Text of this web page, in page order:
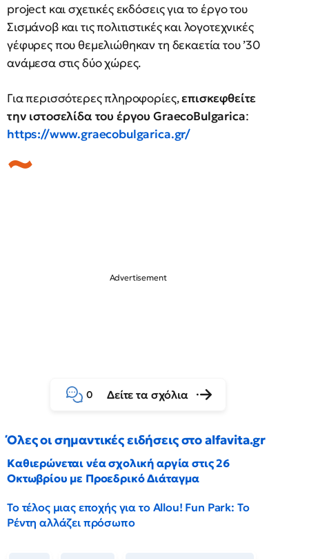
project και σχετικές εκδόσεις για το έργο του
Σισμάνοβ και τις πολιτιστικές και λογοτεχνικές
γέφυρες που θεμελιώθηκαν τη δεκαετία του ’30
ανάμεσα στις δύο χώρες.
Για περισσότερες πληροφορίες,επισκεφθείτε
την ιστοσελίδα του έργου GraecoBulgarica:
https://www.graecobulgarica.gr/
0 Δείτε τα σχόλια
Όλες οι σημαντικές ειδήσεις στο alfavita.gr
Καθιερώνεται νέα σχολική αργία στις 26
Οκτωβρίου με Προεδρικό Διάταγμα
Το τέλος μιας εποχής για το Allou! Fun Park: Το
Ρέντη αλλάζει πρόσωπο